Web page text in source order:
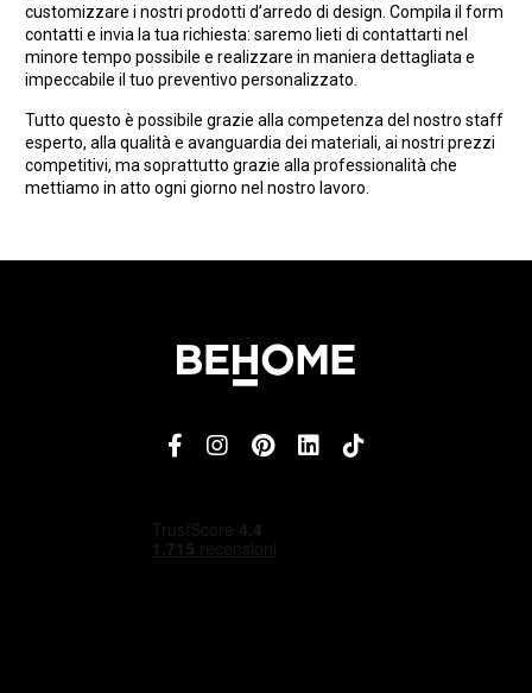
customizzare i nostri prodotti d’arredo di design. Compila il form
contatti e invia la tua richiesta: saremo lieti di contattarti nel
minore tempo possibile e realizzare in maniera dettagliata e
impeccabile il tuo preventivo personalizzato.
Tutto questo è possibile grazie alla competenza del nostro staff
esperto, alla qualità e avanguardia dei materiali, ai nostri prezzi
competitivi, ma soprattutto grazie alla professionalità che
mettiamo in atto ogni giorno nel nostro lavoro.